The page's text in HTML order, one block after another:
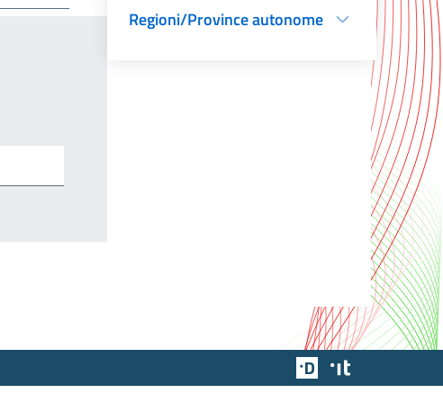
Regioni/Province autonome
Team Digitale